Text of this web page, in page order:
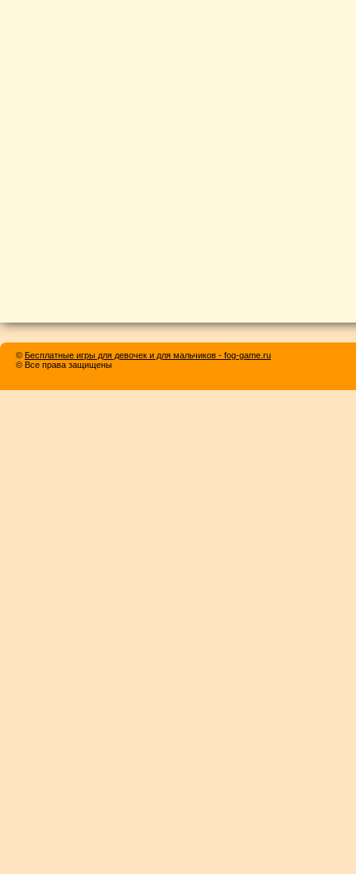
© Бесплатные игры для девочек и для мальчиков - fog-game.ru
© Все права защищены